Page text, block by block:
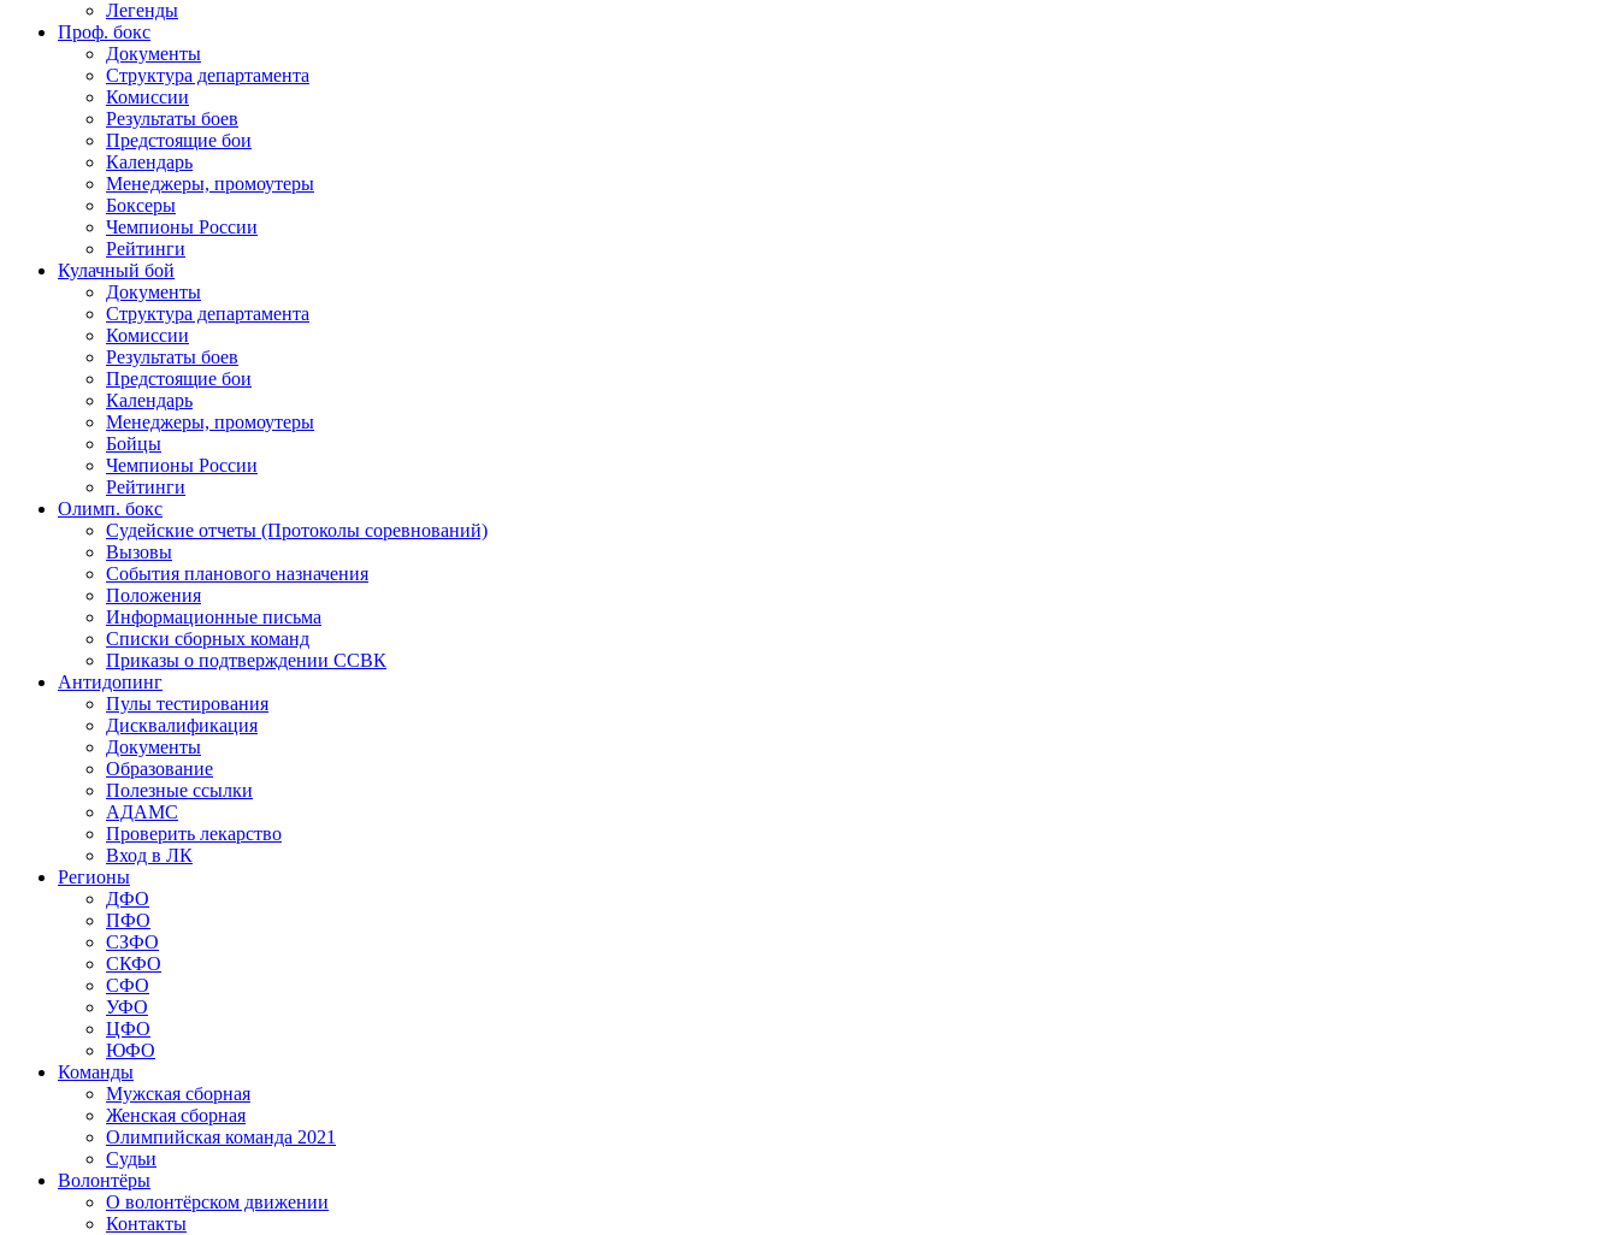
Легенды
Проф. бокс
Документы
Структура департамента
Комиссии
Результаты боев
Предстоящие бои
Календарь
Менеджеры, промоутеры
Боксеры
Чемпионы России
Рейтинги
Кулачный бой
Документы
Структура департамента
Комиссии
Результаты боев
Предстоящие бои
Календарь
Менеджеры, промоутеры
Бойцы
Чемпионы России
Рейтинги
Олимп. бокс
Судейские отчеты (Протоколы соревнований)
Вызовы
События планового назначения
Положения
Информационные письма
Списки сборных команд
Приказы о подтверждении ССВК
Антидопинг
Пулы тестирования
Дисквалификация
Документы
Образование
Полезные ссылки
АДАМС
Проверить лекарство
Вход в ЛК
Регионы
ДФО
ПФО
СЗФО
СКФО
СФО
УФО
ЦФО
ЮФО
Команды
Мужская сборная
Женская сборная
Олимпийская команда 2021
Судьи
Волонтёры
О волонтёрском движении
Контакты